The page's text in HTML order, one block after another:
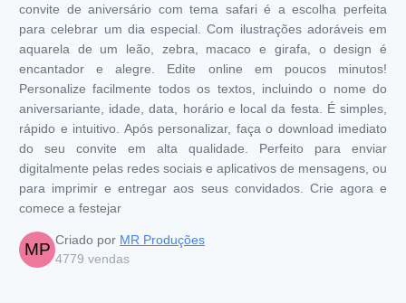
convite de aniversário com tema safari é a escolha perfeita
para celebrar um dia especial. Com ilustrações adoráveis em
aquarela de um leão, zebra, macaco e girafa, o design é
encantador e alegre. Edite online em poucos minutos!
Personalize facilmente todos os textos, incluindo o nome do
aniversariante, idade, data, horário e local da festa. É simples,
rápido e intuitivo. Após personalizar, faça o download imediato
do seu convite em alta qualidade. Perfeito para enviar
digitalmente pelas redes sociais e aplicativos de mensagens, ou
para imprimir e entregar aos seus convidados. Crie agora e
comece a festejar
MP Criado por MR Produções
4779 vendas